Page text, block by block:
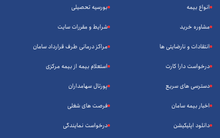
انواع بیمه
مشاوره خرید
انتقادات و نارضایتی ها
درخواست دارا کارت
دسترسی های سریع
اخبار بیمه سامان
دانلود اپلیکیشن
بورسیه تحصیلی
شرایط و مقررات سایت
مراکز درمانی طرف قرارداد سامان
استعلام بیمه از بیمه مرکزی
پورتال سهامداران
فرصت های شغلی
درخواست نمایندگی